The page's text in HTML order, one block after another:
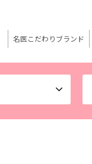
名医こだわりブランド